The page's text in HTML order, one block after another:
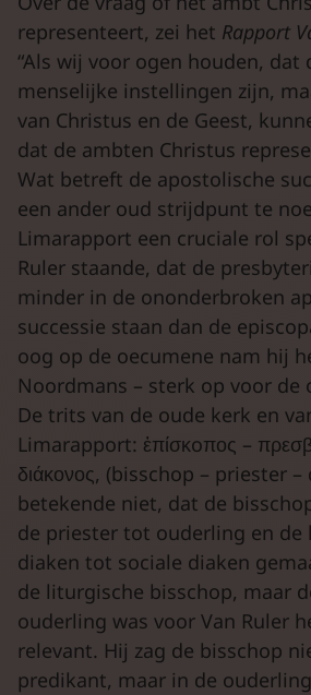
representeert, zei het Rapport
“Als wij voor ogen houden, dat
menselijke instellingen zijn,
van Christus en de Geest,
dat de ambten Christus
Wat betreft de apostolische
een ander oud strijdpunt te
Limarapport een cruciale rol
Ruler staande, dat de
minder in de ononderbroken
successie staan dan de
oog op de oecumene nam hij
Noordmans – sterk op voor de
De trits van de oude kerk en
Limarapport: ἐπίσκoπος –
διάκονος, (bisschop – priester
betekende niet, dat de
de priester tot ouderling en de
diaken tot sociale diaken
de liturgische bisschop, maar
ouderling was voor Van Ruler
relevant. Hij zag de bisschop
predikant, maar in de